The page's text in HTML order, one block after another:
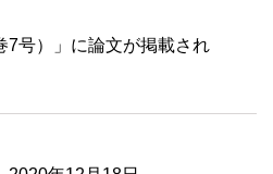
7号）」に論文が掲載され